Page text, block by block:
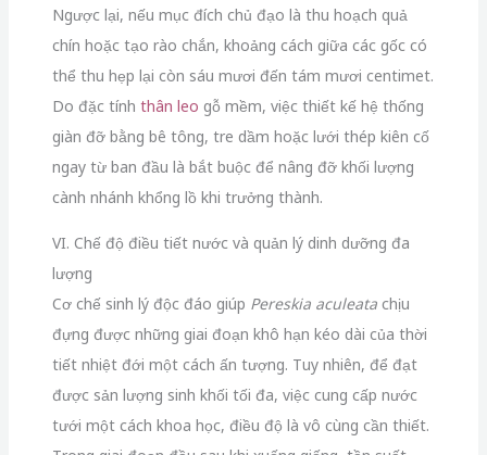
Ngược lại, nếu mục đích chủ đạo là thu hoạch quả
chín hoặc tạo rào chắn, khoảng cách giữa các gốc có
thể thu hẹp lại còn sáu mươi đến tám mươi centimet.
Do đặc tính thân leo gỗ mềm, việc thiết kế hệ thống
giàn đỡ bằng bê tông, tre dầm hoặc lưới thép kiên cố
ngay từ ban đầu là bắt buộc để nâng đỡ khối lượng
cành nhánh khổng lồ khi trưởng thành.
VI. Chế độ điều tiết nước và quản lý dinh dưỡng đa
lượng
Cơ chế sinh lý độc đáo giúp Pereskia aculeatachịu
đựng được những giai đoạn khô hạn kéo dài của thời
tiết nhiệt đới một cách ấn tượng. Tuy nhiên, để đạt
được sản lượng sinh khối tối đa, việc cung cấp nước
tưới một cách khoa học, điều độ là vô cùng cần thiết.